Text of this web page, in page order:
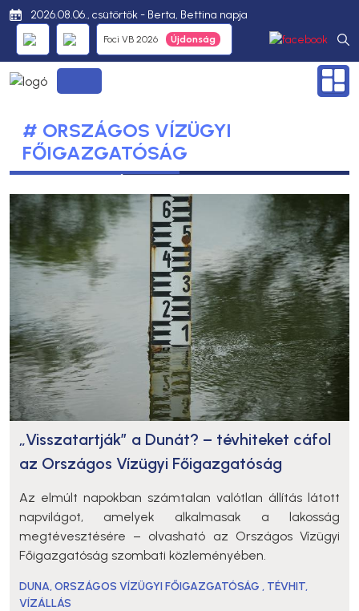
2026.08.06., csütörtök - Berta, Bettina napja
Foci VB 2026
# ORSZÁGOS VÍZÜGYI
FŐIGAZGATÓSÁG
„Visszatartják” a Dunát? – tévhiteket cáfol
az Országos Vízügyi Főigazgatóság
Az elmúlt napokban számtalan valótlan állítás látott
napvilágot, amelyek alkalmasak a lakosság
megtévesztésére – olvasható az Országos Vízügyi
Főigazgatóság szombati közleményében.
DUNA,ORSZÁGOS VÍZÜGYI FŐIGAZGATÓSÁG , TÉVHIT,
VÍZÁLLÁS